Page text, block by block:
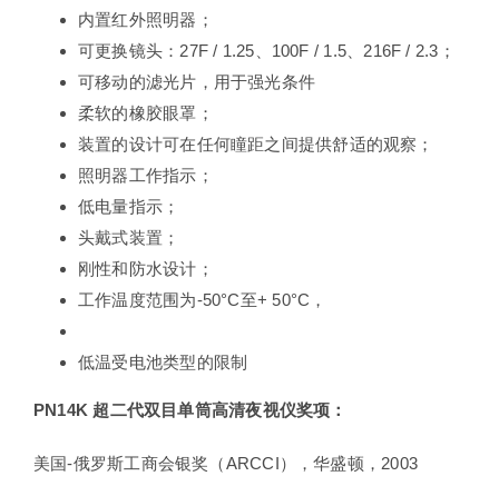
内置红外照明器；
可更换镜头：27F / 1.25、100F / 1.5、216F / 2.3；
可移动的滤光片，用于强光条件
柔软的橡胶眼罩；
装置的设计可在任何瞳距之间提供舒适的观察；
照明器工作指示；
低电量指示；
头戴式装置；
刚性和防水设计；
工作温度范围为-50°C至+ 50°C，
低温受电池类型的限制
PN14K 超二代双目单筒高清夜视仪奖项：
美国-俄罗斯工商会银奖（ARCCI），华盛顿，2003